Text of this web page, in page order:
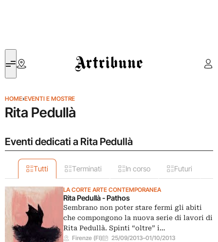
Artribune
HOME›EVENTI E MOSTRE
Rita Pedullà
Eventi dedicati a Rita Pedullà
Tutti Terminati In corso Futuri
LA CORTE ARTE CONTEMPORANEA
Rita Pedullà - Pathos
Sembrano non poter stare fermi gli abiti
che compongono la nuova serie di lavori di
Rita Pedullà. Spinti “oltre” i…
Firenze (FI) 25/09/2013–01/10/2013